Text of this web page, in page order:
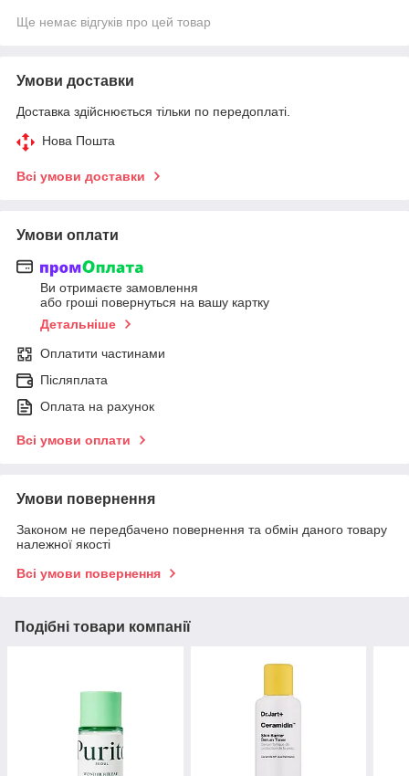
Ще немає відгуків про цей товар
Умови доставки
Доставка здійснюється тільки по передоплаті.
Нова Пошта
Всі умови доставки
Умови оплати
Ви отримаєте замовлення
або гроші повернуться на вашу картку
Детальніше
Оплатити частинами
Післяплата
Оплата на рахунок
Всі умови оплати
Умови повернення
Законом не передбачено повернення та обмін даного товару
належної якості
Всі умови повернення
Подібні товари компанії